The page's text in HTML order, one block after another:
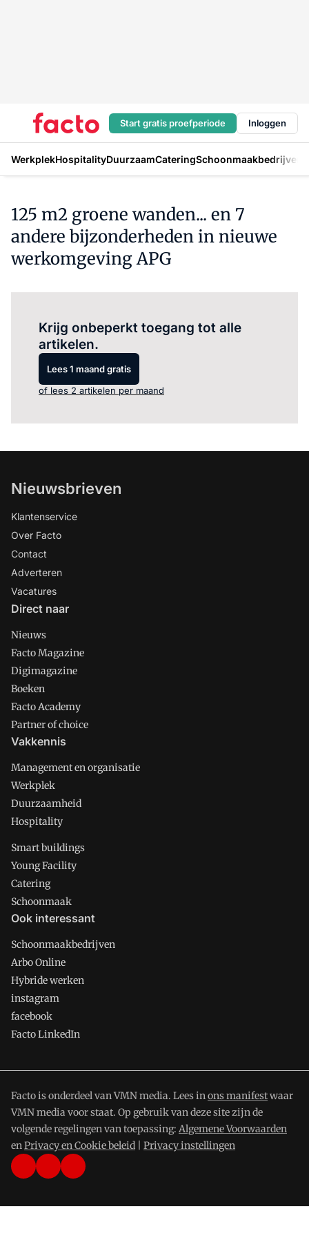
Start gratis proefperiode Inloggen
WerkplekHospitalityDuurzaamCateringSchoonmaakbedrijven
125 m2 groene wanden... en 7
andere bijzonderheden in nieuwe
werkomgeving APG
Krijg onbeperkt toegang tot alle
artikelen.
Lees 1 maand gratis
of lees 2 artikelen per maand
Nieuwsbrieven
Klantenservice
Over Facto
Contact
Adverteren
Vacatures
Direct naar
Nieuws
Facto Magazine
Digimagazine
Boeken
Facto Academy
Partner of choice
Vakkennis
Management en organisatie
Werkplek
Duurzaamheid
Hospitality
Smart buildings
Young Facility
Catering
Schoonmaak
Ook interessant
Schoonmaakbedrijven
Arbo Online
Hybride werken
instagram
facebook
Facto LinkedIn
Facto is onderdeel van VMN media. Lees inons manifestwaar
VMN media voor staat. Op gebruik van deze site zijn de
volgende regelingen van toepassing: Algemene Voorwaarden
enPrivacy en Cookie beleid Privacy instellingen